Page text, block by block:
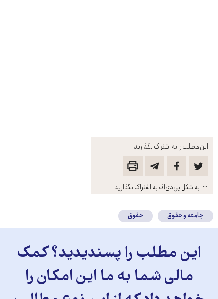
این مطلب را به اشتراک بگذارید
باز
کنید
به شکل پی‌دی‌اف به اشتراک بگذارید
جامعه و حقوق حقوق
این مطلب را پسندیدید؟ کمک
مالی شما به ما این امکان را